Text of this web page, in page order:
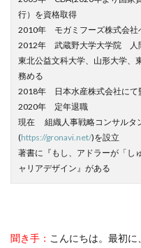
行）を資格取得
2010年 モガミフーズ株式会社
2012年 武蔵野大学大学院 人
東北公益文科大学、山形大学、
務める
2018年 日本水産株式会社にて
2020年 定年退職
現在 組織人事戦略コンサルタ
(https://gronavi.net/)を設立
著書に『もし、アドラーが「
ャリアデザイン』がある
聞き手： こんにちは。最初